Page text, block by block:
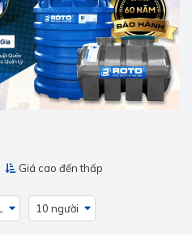
Giá cao đến thấp
10 người